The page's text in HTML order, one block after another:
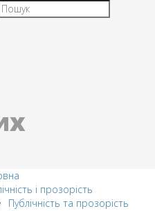
і прозорість
Публічність та прозорість